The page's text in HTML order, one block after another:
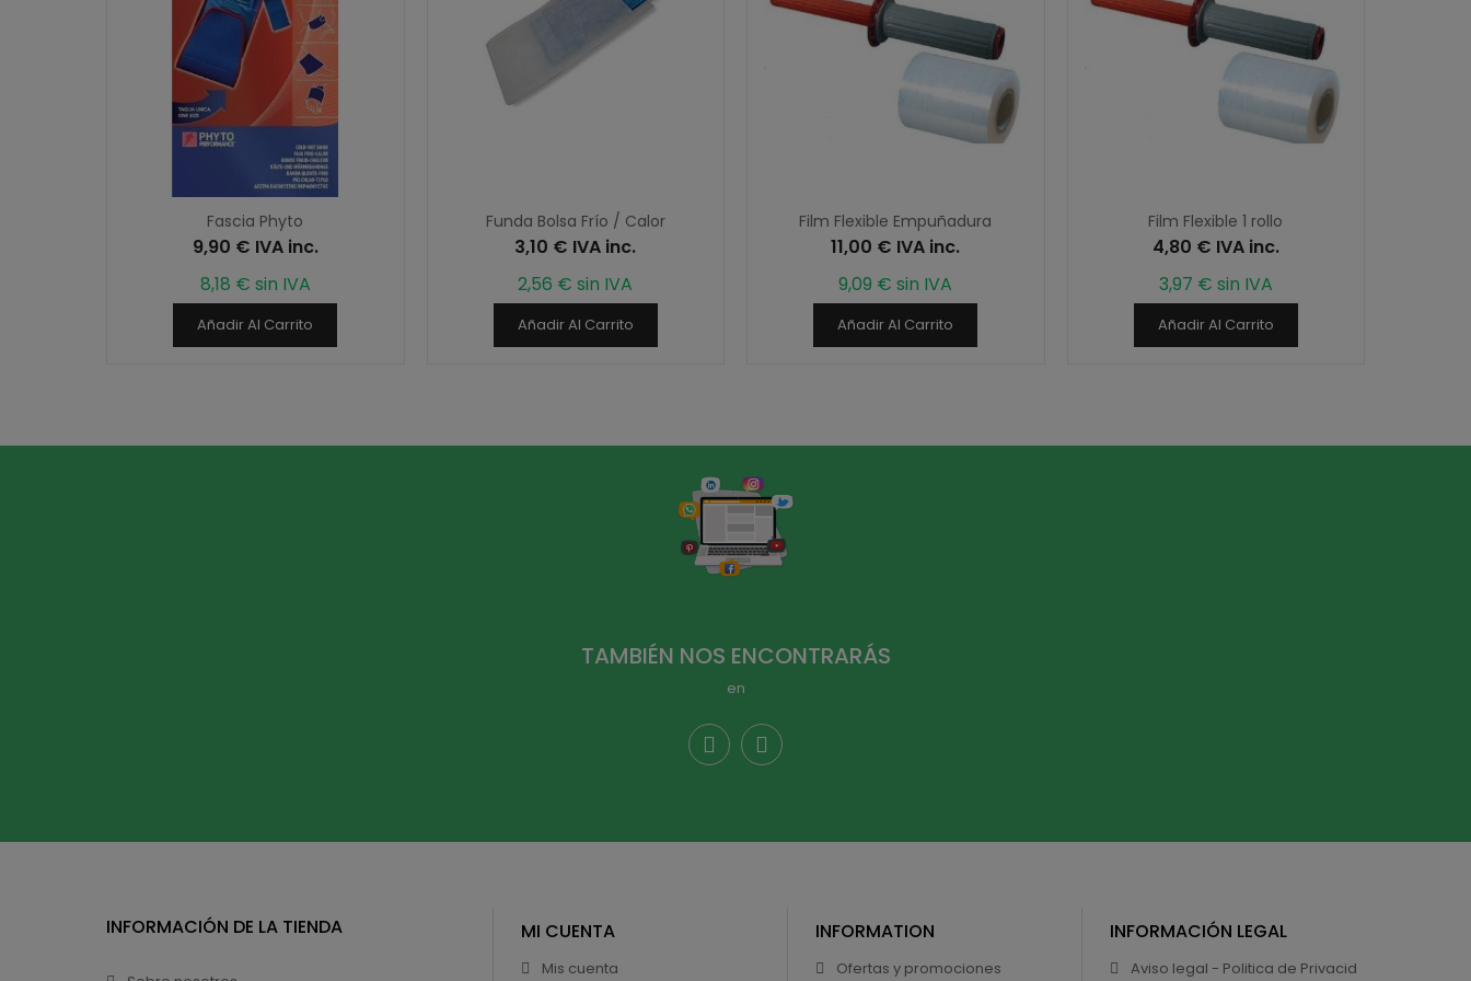
Fascia Phyto
9,90 € IVA inc.
8,18 € sin IVA
Añadir Al Carrito
Funda Bolsa Frío / Calor
3,10 € IVA inc.
2,56 € sin IVA
Añadir Al Carrito
Film Flexible Empuñadura
11,00 € IVA inc.
9,09 € sin IVA
Añadir Al Carrito
Film Flexible 1 rollo
4,80 € IVA inc.
3,97 € sin IVA
Añadir Al Carrito
TAMBIÉN NOS ENCONTRARÁS
en
INFORMACIÓN DE LA TIENDA MI CUENTA
Mis cuenta
INFORMATION
Ofertas y promociones
INFORMACIÓN LEGAL
Aviso legal - Politica de Privacid